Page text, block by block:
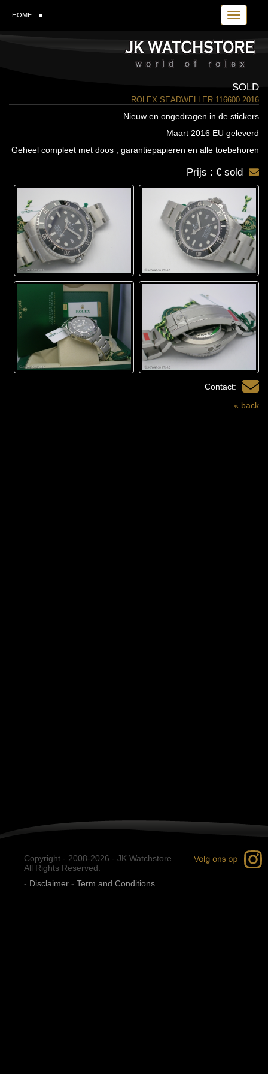
Toggle
HOME
SOLD
ROLEX SEADWELLER 116600 2016
Nieuw en ongedragen in de stickers
Maart 2016 EU geleverd
Geheel compleet met doos , garantiepapieren en alle toebehoren
Prijs : € sold
Contact:
« back
Copyright - 2008-2026 - JK Watchstore.
All Rights Reserved.
- Disclaimer - Term and Conditions